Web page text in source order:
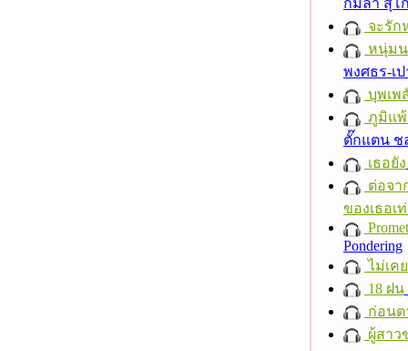
กมลา สุโ
จะรัก
หนุ่มน
พงศธร-เ
บุพเพ
ภูมิแพ้
ตั๊กแตน ช
เธอยัง
ต่อจา
ของเธอเ
Pondering
ไม่เคย
18 ฝน
ก่อนต
ผู้สาว